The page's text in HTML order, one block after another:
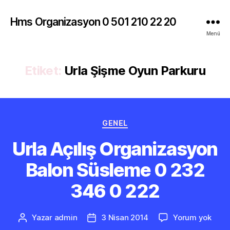
Hms Organizasyon 0 501 210 22 20
Menü
Etiket: Urla Şişme Oyun Parkuru
Kategoriler
GENEL
Urla Açılış Organizasyon
Balon Süsleme 0 232
346 0 222
Yazının
Yazar admin
Yazı3 Nisan 2014 Yorum yokUrla